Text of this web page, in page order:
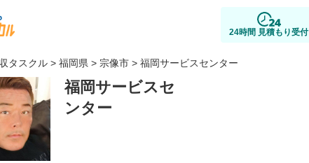
24時間 見積もり受付
タスクル > 福岡県 > 宗像市 > 福岡サービスセンター
福岡サービスセ
ンター